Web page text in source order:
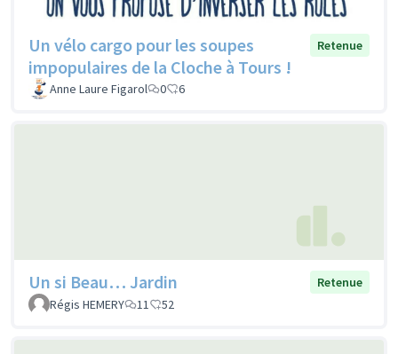
Un vélo cargo pour les soupes
impopulaires de la Cloche à Tours !
Retenue
Anne Laure Figarol 0 6
Un si Beau… Jardin
Retenue
Régis HEMERY
11 52